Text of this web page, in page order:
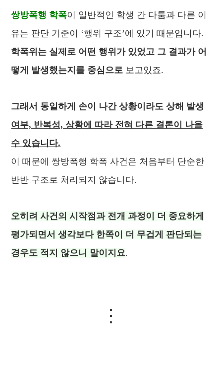
쌍방폭행 학폭이 일반적인 학생 간 다툼과 다른 이
유는 판단 기준이 ‘행위 구조’에 있기 때문입니다.
학폭위는 실제로 어떤 행위가 있었고 그 결과가 어
떻게 발생했는지를 중심으로 보고있죠.
그래서 동일하게 손이 나간 상황이라도 상해 발생
여부, 반복성, 상황에 따라 전혀 다른 결론이 나올
수 있습니다.
이 때문에 쌍방폭행 학폭 사건은 처음부터 단순한
반반 구조로 처리되지 않습니다.
오히려 사건의 시작점과 전개 과정이 더 중요하게
평가되면서 생각보다 한쪽이 더 무겁게 판단되는
경우도 적지 않으니 말이지요.
⋮